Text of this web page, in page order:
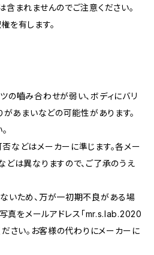
まれませんのでご注意ください。
を有します。
嚙み合わせが弱い、ボディにバリ
があまいなどの可能性があります。
などはメーカーに準じます。各メー
どは異なりますので、ご了承のうえ
いため、万が一初期不良がある場
真をメールアドレス「mr.s.lab.2020
さい。お客様の代わりにメーカーに